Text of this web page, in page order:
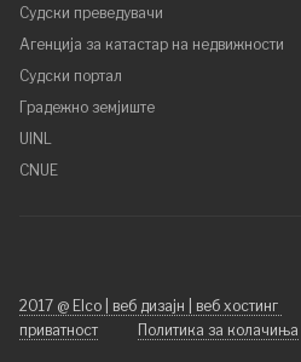
Судски преведувачи
Агенција за катастар на недвижности
Судски портал
Градежно земјиште
UINL
CNUE
2017 @ Elco | веб дизајн | веб хостинг
приватност
Политика за колачиња